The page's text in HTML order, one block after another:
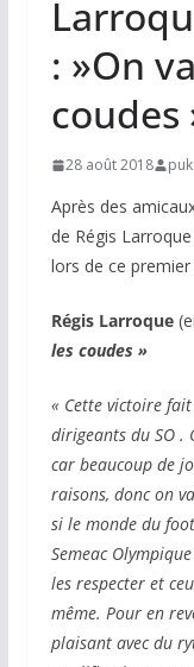
: »On
coudes
28 août 2018 puk
Après des
de Régis
lors de ce
Régis Larroque
les coudes »
« Cette victoire
dirigeants du SO .
car beaucoup de
raisons, donc on
si le monde du
Semeac
les respecter et
même. Pour en
plaisant avec du